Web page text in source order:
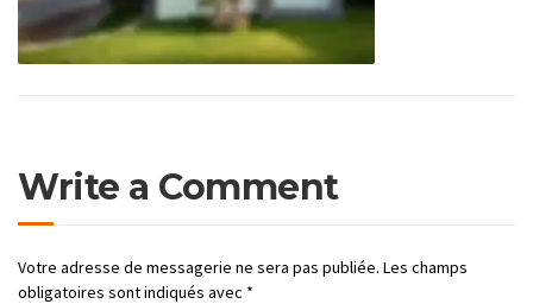
Write a Comment
Votre adresse de messagerie ne sera pas publiée. Les champs
obligatoires sont indiqués avec *